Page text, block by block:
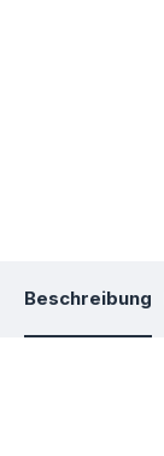
Beschreibung